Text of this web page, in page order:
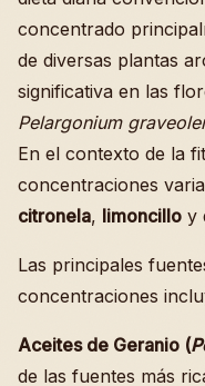
concentrado
de diversas plantas
significativa en las
Pelargonium
En el contexto de la
concentraciones
citronela, limoncillo y
Las principales
concentraciones
Aceites de Geranio (
de las fuentes más